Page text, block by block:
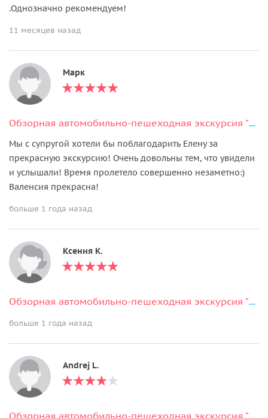
.Однозначно рекомендуем!
11 месяцев назад
Марк
Обзорная автомобильно-пешеходная экскурсия "Вся Валенсия"
Мы с супругой хотели бы поблагодарить Елену за
прекрасную экскурсию! Очень довольны тем, что увидели
и услышали! Время пролетело совершенно незаметно:)
Валенсия прекрасна!
больше 1 года назад
Ксения К.
Обзорная автомобильно-пешеходная экскурсия "Вся Валенсия"
больше 1 года назад
Andrej L.